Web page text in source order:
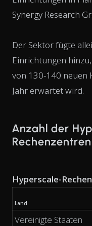
Synergy Research
Der Sektor fügte
Einrichtungen
von 130-140 neuen
Jahr erwartet wird.
Anzahl der
Hyperscale-
Land
Vereinigte Staaten